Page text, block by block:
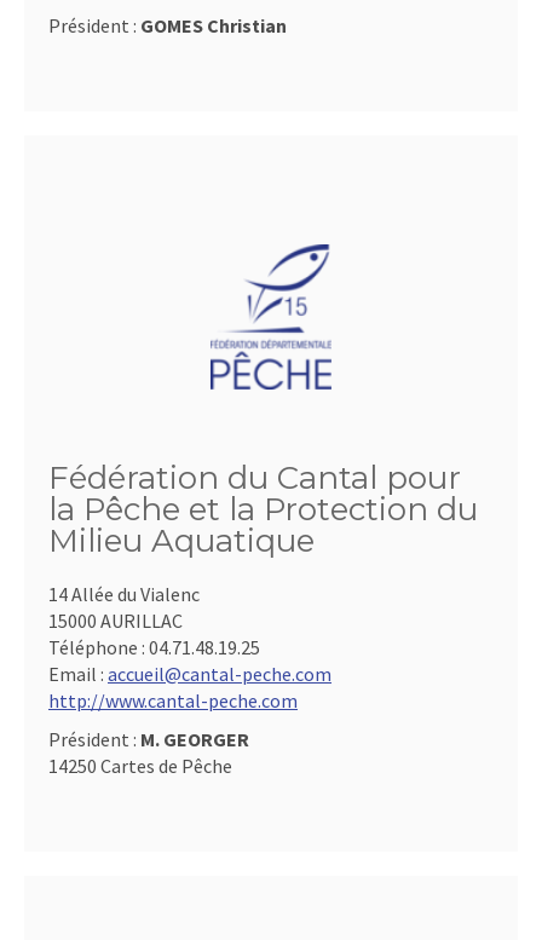
Président : GOMES Christian
Fédération du Cantal pour
la Pêche et la Protection du
Milieu Aquatique
14 Allée du Vialenc
15000 AURILLAC
Téléphone : 04.71.48.19.25
Email : accueil@cantal-peche.com
http://www.cantal-peche.com
Président : M. GEORGER
14250 Cartes de Pêche